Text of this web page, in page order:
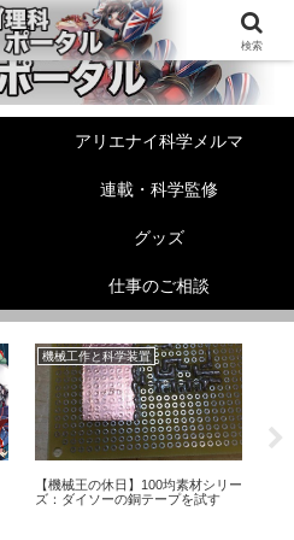
アリエナイ科学メルマ
連載・科学監修
グッズ
仕事のご相談
機械工作と科学装置
【機械王の休日】100均素材シリー
ズ：ダイソーの銅テープを試す
検索